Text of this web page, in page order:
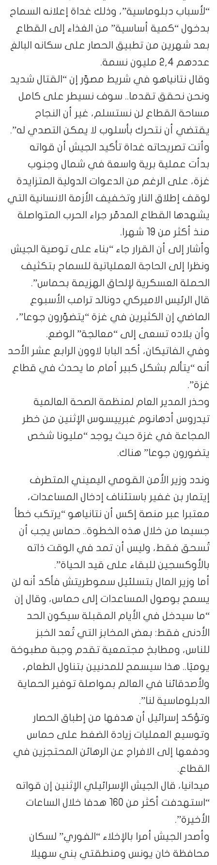
“لأسباب دبلوماسية”، وذلك غداة إعلانه السماح
بدخول “كمية أساسية” من الغذاء إلى القطاع
بعد شهرين من تطبيق الحصار على سكانه البالغ
عددهم 2,4 مليون نسمة.
وقال نتانياهو في شريط مصوّر إن “القتال شديد
ونحن نحقق تقدما.. سوف نسيطر على كامل
مساحة القطاع لن نستسلم، غير أن النجاح
يقتضي أن نتحرك بأسلوب لا يمكن التصدي له”.
وأتت تصريحاته غداة تأكيد الجيش أن قواته
بدأت عملية برية واسعة في شمال وجنوب
غزة، على الرغم من الدعوات الدولية المتزايدة
لوقف إطلاق النار وتخفيف الأزمة الانسانية التي
يشهدها القطاع المدمّر جراء الحرب المتواصلة
منذ أكثر من 19 شهرا.
وأشار إلى أن القرار جاء “بناء على توصية الجيش
ونظرا إلى الحاجة العملياتية للسماح بتكثيف
الحملة العسكرية لإلحاق الهزيمة بحماس”.
قال الرئيس الاميركي دونالد ترامب الأسبوع
الماضي إن الكثيرين في غزة “يتضوّرون جوعا”،
وأن بلاده تسعى إلى “معالجة” الوضع.
وفي الفاتيكان، أكد البابا لاوون الرابع عشر الأحد
أنه “يتألم بشكل كبير أمام ما يحدث في قطاع
غزة”.
وحذر المدير العام لمنظمة الصحة العالمية
تيدروس أدهانوم غبرييسوس الإثنين من خطر
المجاعة في غزة حيث يوجد “مليونا شخص
يتضورون جوعا” هناك.
وندد وزير الأمن القومي اليميني المتطرف
إيتمار بن غفير باستئناف إدخال المساعدات،
معتبرا عبر منصة إكس أن نتانياهو “يرتكب خطأ
جسيما من خلال هذه الخطوة.. حماس يجب أن
تُسحق فقط، وليس أن تمد في الوقت ذاته
بالأوكسجين للبقاء على قيد الحياة”.
أما وزير المال بتسلئيل سموطريتش فأكد أنه لن
يسمح بوصول المساعدات إلى حماس، وقال إن
“ما سيدخل في الأيام المقبلة سيكون الحد
الأدنى فقط: بعض المخابز التي تُعد الخبز
للناس، ومطابخ مجتمعية تقدم وجبة مطبوخة
يوميًا.. هذا سيسمح للمدنيين بتناول الطعام،
ولأصدقائنا في العالم بمواصلة توفير الحماية
الدبلوماسية لنا”.
وتؤكد إسرائيل أن هدفها من إطباق الحصار
وتوسيع العمليات زيادة الضغط على حماس
ودفعها إلى الافراج عن الرهائن المحتجزين في
القطاع.
ميدانيا، قال الجيش الإسرائيلي الإثنين إن قواته
“استهدفت أكثر من 160 هدفا خلال الساعات
الأخيرة”.
وأصدر الجيش أمرا بالإخلاء “الفوري” لسكان
محافظة خان يونس ومنطقتي بني سهيلا